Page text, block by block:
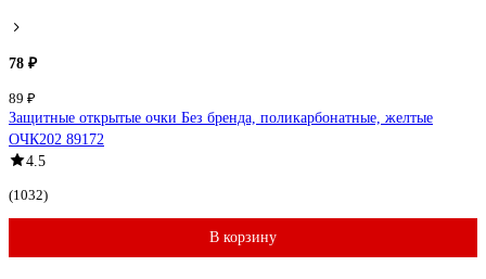
78 ₽
89 ₽
Защитные открытые очки Без бренда, поликарбонатные, желтые
ОЧК202 89172
4.5
(1032)
В корзину